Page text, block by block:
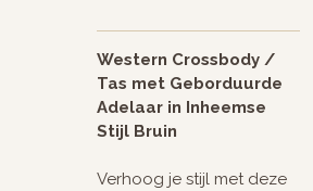
Western Crossbody /
Tas met Geborduurde
Adelaar in Inheemse
Stijl Bruin
Verhoog je stijl met deze